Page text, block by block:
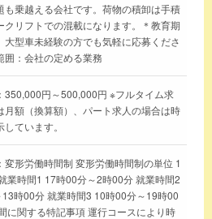
も乗越える会社です。荷物の積卸は手積
クリフトでの混載になります。＊教育期
大型車未経験の方でも気軽に応募くださ
囲：会社の定める業務
350,000円～500,000円 ※フルタイム求
月額（換算額）、パート求人の場合は時
ています。
変形労働時間制 変形労働時間制の単位 1
業時間1 17時00分～2時00分 就業時間2
時00分 就業時間3 10時00分～19時00
に関する特記事項 運行コースにより時